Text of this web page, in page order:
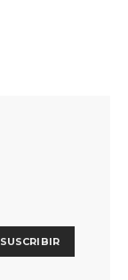
SUSCRIBIR